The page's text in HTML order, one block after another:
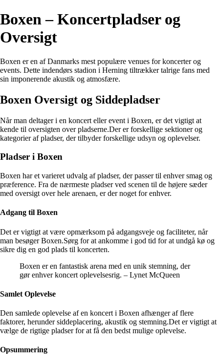
Boxen – Koncertpladser og
Oversigt
Boxen er en af Danmarks mest populære venues for koncerter og
events. Dette indendørs stadion i Herning tiltrækker talrige fans med
sin imponerende akustik og atmosfære.
Boxen Oversigt og Siddepladser
Når man deltager i en koncert eller event i Boxen, er det vigtigt at
kende til oversigten over pladserne.Der er forskellige sektioner og
kategorier af pladser, der tilbyder forskellige udsyn og oplevelser.
Pladser i Boxen
Boxen har et varieret udvalg af pladser, der passer til enhver smag og
præference. Fra de nærmeste pladser ved scenen til de højere sæder
med oversigt over hele arenaen, er der noget for enhver.
Adgang til Boxen
Det er vigtigt at være opmærksom på adgangsveje og faciliteter, når
man besøger Boxen.Sørg for at ankomme i god tid for at undgå kø og
sikre dig en god plads til koncerten.
Boxen er en fantastisk arena med en unik stemning, der
gør enhver koncert oplevelsesrig. – Lynet McQueen
Samlet Oplevelse
Den samlede oplevelse af en koncert i Boxen afhænger af flere
faktorer, herunder siddeplacering, akustik og stemning.Det er vigtigt at
vælge de rigtige pladser for at få den bedst mulige oplevelse.
Opsummering